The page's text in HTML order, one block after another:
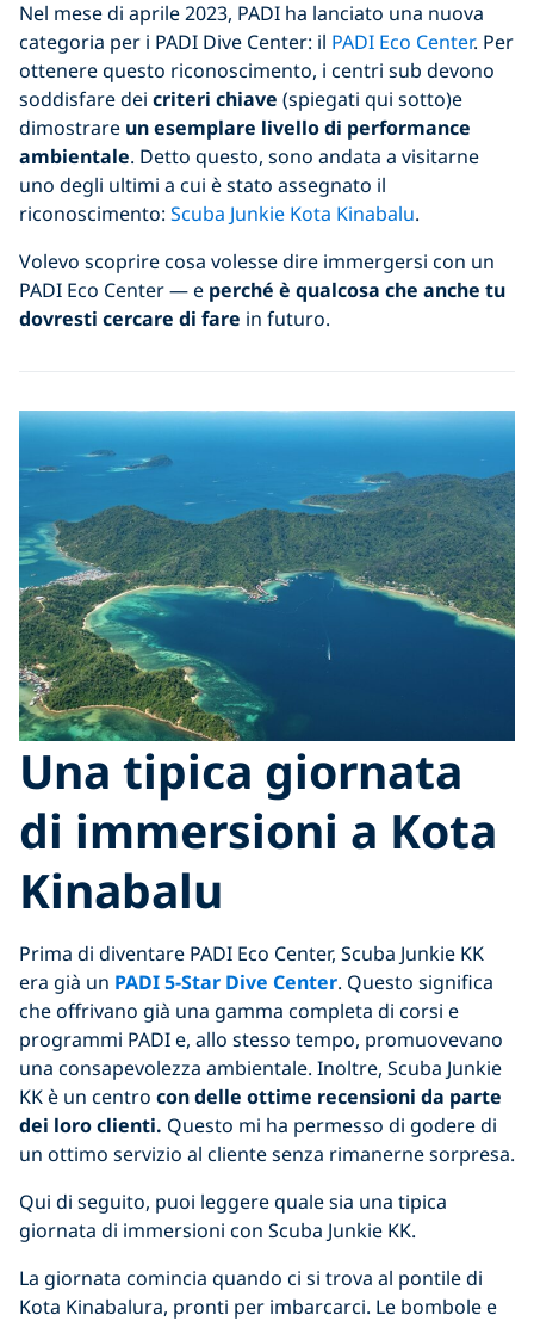
Nel mese di aprile 2023, PADI ha lanciato una nuova
categoria per i PADI Dive Center: il PADI Eco Center. Per
ottenere questo riconoscimento, i centri sub devono
soddisfare dei criteri chiave (spiegati qui sotto)e
dimostrare un esemplare livello di performance
ambientale. Detto questo, sono andata a visitarne
uno degli ultimi a cui è stato assegnato il
riconoscimento: Scuba Junkie Kota Kinabalu.
Volevo scoprire cosa volesse dire immergersi con un
PADI Eco Center — e perché è qualcosa che anche tu
dovresti cercare di fare in futuro.
Una tipica giornata
di immersioni a Kota
Kinabalu
Prima di diventare PADI Eco Center, Scuba Junkie KK
era già un PADI 5-Star Dive Center. Questo significa
che offrivano già una gamma completa di corsi e
programmi PADI e, allo stesso tempo, promuovevano
una consapevolezza ambientale. Inoltre, Scuba Junkie
KK è un centro con delle ottime recensioni da parte
dei loro clienti. Questo mi ha permesso di godere di
un ottimo servizio al cliente senza rimanerne sorpresa.
Qui di seguito, puoi leggere quale sia una tipica
giornata di immersioni con Scuba Junkie KK.
La giornata comincia quando ci si trova al pontile di
Kota Kinabalura, pronti per imbarcarci. Le bombole e